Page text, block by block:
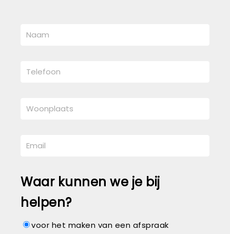
Waar kunnen we je bij
helpen?
voor het maken van een afspraak